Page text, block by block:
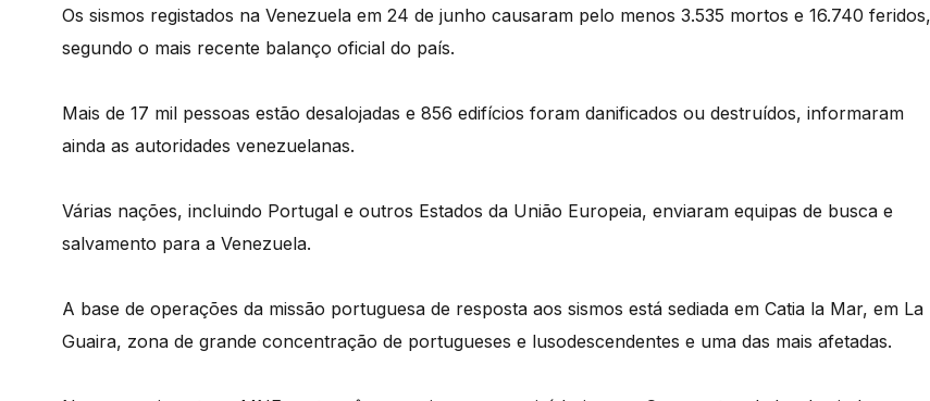
Os sismos registados na Venezuela em 24 de junho causaram pelo menos 3.535 mortos e 16.740 feridos,
segundo o mais recente balanço oficial do país.
Mais de 17 mil pessoas estão desalojadas e 856 edifícios foram danificados ou destruídos, informaram
ainda as autoridades venezuelanas.
Várias nações, incluindo Portugal e outros Estados da União Europeia, enviaram equipas de busca e
salvamento para a Venezuela.
A base de operações da missão portuguesa de resposta aos sismos está sediada em Catia la Mar, em La
Guaira, zona de grande concentração de portugueses e lusodescendentes e uma das mais afetadas.